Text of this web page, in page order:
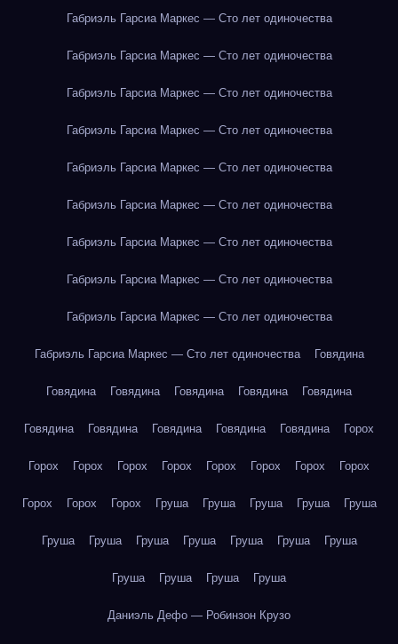
Габриэль Гарсиа Маркес — Сто лет одиночества
Габриэль Гарсиа Маркес — Сто лет одиночества
Габриэль Гарсиа Маркес — Сто лет одиночества
Габриэль Гарсиа Маркес — Сто лет одиночества
Габриэль Гарсиа Маркес — Сто лет одиночества
Габриэль Гарсиа Маркес — Сто лет одиночества
Габриэль Гарсиа Маркес — Сто лет одиночества
Габриэль Гарсиа Маркес — Сто лет одиночества
Габриэль Гарсиа Маркес — Сто лет одиночества
Габриэль Гарсиа Маркес — Сто лет одиночества Говядина
Говядина Говядина Говядина Говядина Говядина
Говядина Говядина Говядина Говядина Говядина Горох
Горох Горох Горох Горох Горох Горох Горох Горох
Горох Горох Горох Груша Груша Груша Груша Груша
Груша Груша Груша Груша Груша Груша Груша
Груша Груша Груша Груша
Даниэль Дефо — Робинзон Крузо